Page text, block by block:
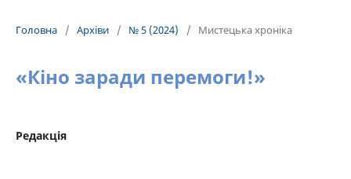
Головна / Архіви / № 5 (2024) / Мистецька хроніка
«Кіно заради перемоги!»
Редакція